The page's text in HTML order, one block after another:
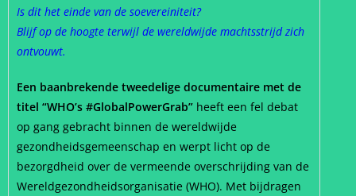
Is dit het einde van de soevereiniteit?
Blijf op de hoogte terwijl de wereldwijde machtsstrijd zich
ontvouwt.
Een baanbrekende tweedelige documentaire met de
titel “WHO’s #GlobalPowerGrab” heeft een fel debat
op gang gebracht binnen de wereldwijde
gezondheidsgemeenschap en werpt licht op de
bezorgdheid over de vermeende overschrijding van de
Wereldgezondheidsorganisatie (WHO). Met bijdragen